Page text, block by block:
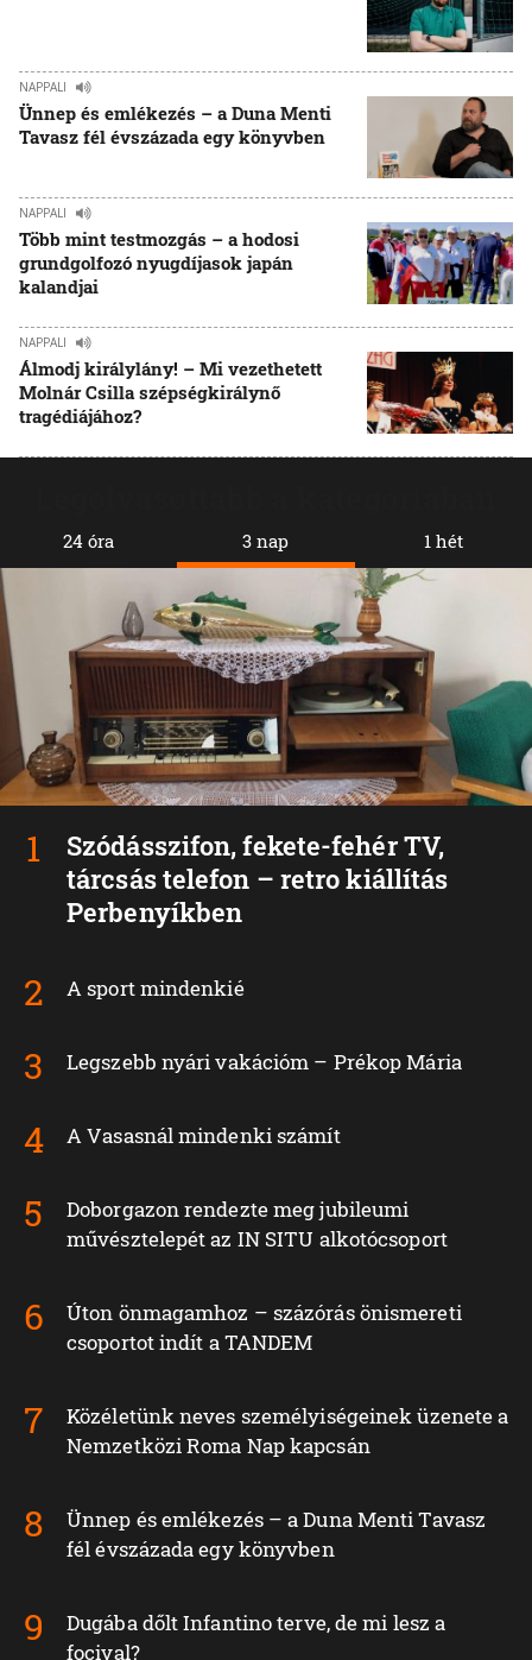
NAPPALI
Ünnep és emlékezés – a Duna Menti
Tavasz fél évszázada egy könyvben
NAPPALI
Több mint testmozgás – a hodosi
grundgolfozó nyugdíjasok japán
kalandjai
NAPPALI
Álmodj királylány! – Mi vezethetett
Molnár Csilla szépségkirálynő
tragédiájához?
24 óra 3 nap
Szódásszifon, fekete-fehér TV,
tárcsás telefon – retro kiállítás
Perbenyíkben
A sport mindenkié
Legszebb nyári vakációm – Prékop Mária
A Vasasnál mindenki számít
Doborgazon rendezte meg jubileumi
művésztelepét az IN SITU alkotócsoport
Úton önmagamhoz – százórás önismereti
csoportot indít a TANDEM
Közéletünk neves személyiségeinek üzenete a
Nemzetközi Roma Nap kapcsán
Ünnep és emlékezés – a Duna Menti Tavasz
fél évszázada egy könyvben
Dugába dőlt Infantino terve, de mi lesz a
focival?
1 hét